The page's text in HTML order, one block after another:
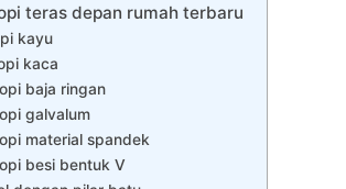
teras depan rumah terbaru
kayu
kaca
baja ringan
galvalum
material spandek
besi bentuk V